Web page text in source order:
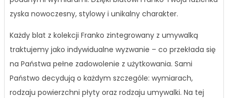
zyska nowoczesny, stylowy i unikalny charakter.
Każdy blat z kolekcji Franko zintegrowany z umywalką
traktujemy jako indywidualne wyzwanie – co przekłada się
na Państwa pełne zadowolenie z użytkowania. Sami
Państwo decydują o każdym szczególe: wymiarach,
rodzaju powierzchni płyty oraz rodzaju umywalki. Na tej